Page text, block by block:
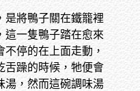
是將鴨子關在鐵籠裡
這一隻鴨子踏在愈來
停的在上面走動，
舌躁的時候，牠便會
湯，然而這碗調味湯